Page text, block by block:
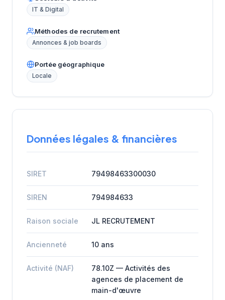
IT & Digital
Méthodes de recrutement
Annonces & job boards
Portée géographique
Locale
Données légales & financières
SIRET 79498463300030
SIREN 794984633
Raison sociale JL RECRUTEMENT
Ancienneté 10 ans
Activité (NAF)
78.10Z — Activités des
agences de placement de
main-d'œuvre